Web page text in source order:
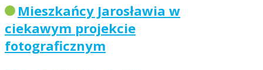
Mieszkańcy Jarosławia w
ciekawym projekcie
fotograficznym